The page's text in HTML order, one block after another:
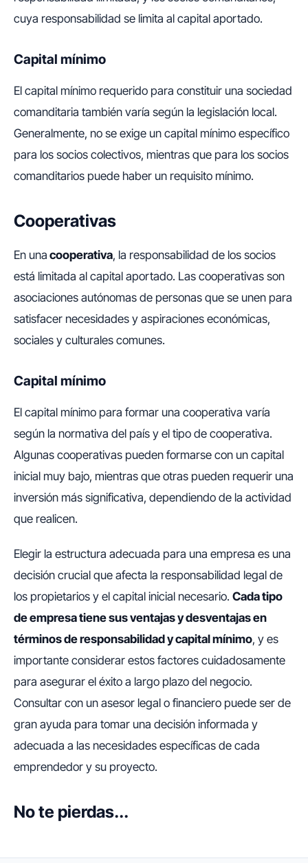
cuya responsabilidad se limita al capital aportado.
Capital mínimo
El capital mínimo requerido para constituir una sociedad
comanditaria también varía según la legislación local.
Generalmente, no se exige un capital mínimo específico
para los socios colectivos, mientras que para los socios
comanditarios puede haber un requisito mínimo.
Cooperativas
En una cooperativa, la responsabilidad de los socios
está limitada al capital aportado. Las cooperativas son
asociaciones autónomas de personas que se unen para
satisfacer necesidades y aspiraciones económicas,
sociales y culturales comunes.
Capital mínimo
El capital mínimo para formar una cooperativa varía
según la normativa del país y el tipo de cooperativa.
Algunas cooperativas pueden formarse con un capital
inicial muy bajo, mientras que otras pueden requerir una
inversión más significativa, dependiendo de la actividad
que realicen.
Elegir la estructura adecuada para una empresa es una
decisión crucial que afecta la responsabilidad legal de
los propietarios y el capital inicial necesario. Cada tipo
de empresa tiene sus ventajas y desventajas en
términos de responsabilidad y capital mínimo, y es
importante considerar estos factores cuidadosamente
para asegurar el éxito a largo plazo del negocio.
Consultar con un asesor legal o financiero puede ser de
gran ayuda para tomar una decisión informada y
adecuada a las necesidades específicas de cada
emprendedor y su proyecto.
No te pierdas...